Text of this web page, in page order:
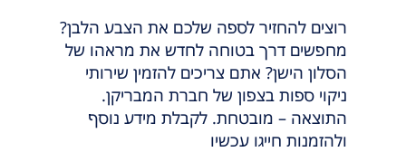
רוצים להחזיר לספה שלכם את הצבע הלבן?
מחפשים דרך בטוחה לחדש את מראהו של
הסלון הישן? אתם צריכים להזמין שירותי
ניקוי ספות בצפון של חברת המבריקן.
התוצאה – מובטחת. לקבלת מידע נוסף
ולהזמנות חייגו עכשיו